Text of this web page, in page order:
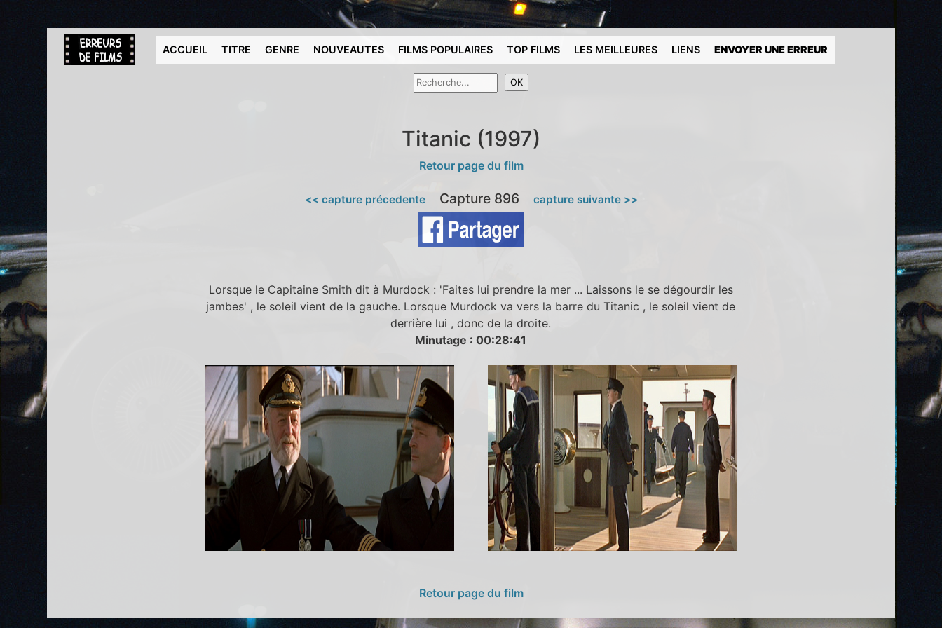
ACCUEIL TITRE GENRE NOUVEAUTES FILMS POPULAIRES TOP FILMS LES MEILLEURES LIENS ENVOYER UNE ERREUR
Titanic (1997)
Retour page du film
<< capture précedenteCapture 896 capture suivante >>
Lorsque le Capitaine Smith dit à Murdock : 'Faites lui prendre la mer ... Laissons le se dégourdir les
jambes' , le soleil vient de la gauche. Lorsque Murdock va vers la barre du Titanic , le soleil vient de
derrière lui , donc de la droite.
Minutage : 00:28:41
Retour page du film